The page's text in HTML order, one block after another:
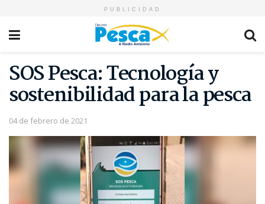
PUBLICIDAD
SOS Pesca: Tecnología y
sostenibilidad para la pesca
04 de febrero de 2021